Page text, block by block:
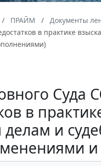
ПРАЙМ Документы
в практике
Суда
в
и